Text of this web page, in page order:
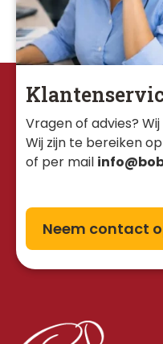
Vragen of advies?
Wij zijn te bereiken op
of per mail
Neem contact